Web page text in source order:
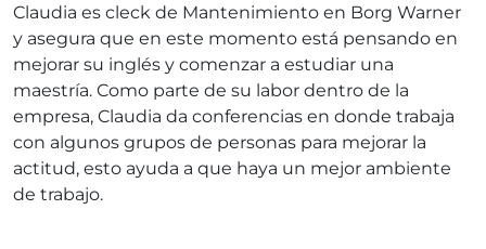
Claudia es cleck de Mantenimiento en Borg Warner
y asegura que en este momento está pensando en
mejorar su inglés y comenzar a estudiar una
maestría. Como parte de su labor dentro de la
empresa, Claudia da conferencias en donde trabaja
con algunos grupos de personas para mejorar la
actitud, esto ayuda a que haya un mejor ambiente
de trabajo.